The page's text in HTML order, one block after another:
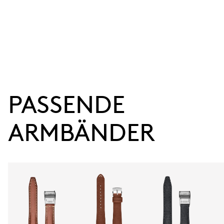
38 Std.
Gangreserve
ABMESSUNGEN
Ø 25.60 mm, 11 1/2’’’
PASSENDE
ARMBÄNDER